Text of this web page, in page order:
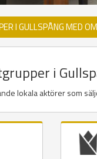
I GULLSPÅNG MED
i
lokala aktörer som